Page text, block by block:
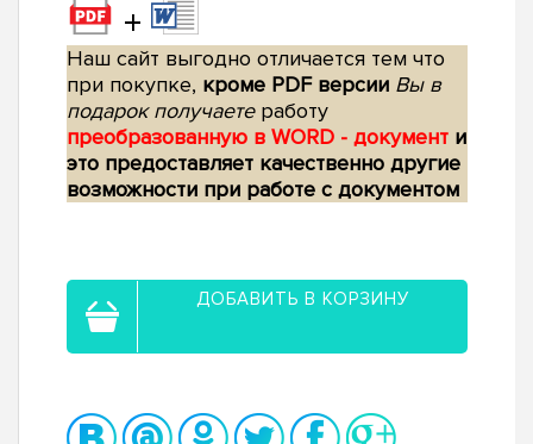
+
Наш сайт выгодно отличается тем что
при покупке, кроме PDF версии Вы в
подарок получаетеработу
преобразованную в WORD - документ и
это предоставляет качественно другие
возможности при работе с документом
ДОБАВИТЬ В КОРЗИНУ